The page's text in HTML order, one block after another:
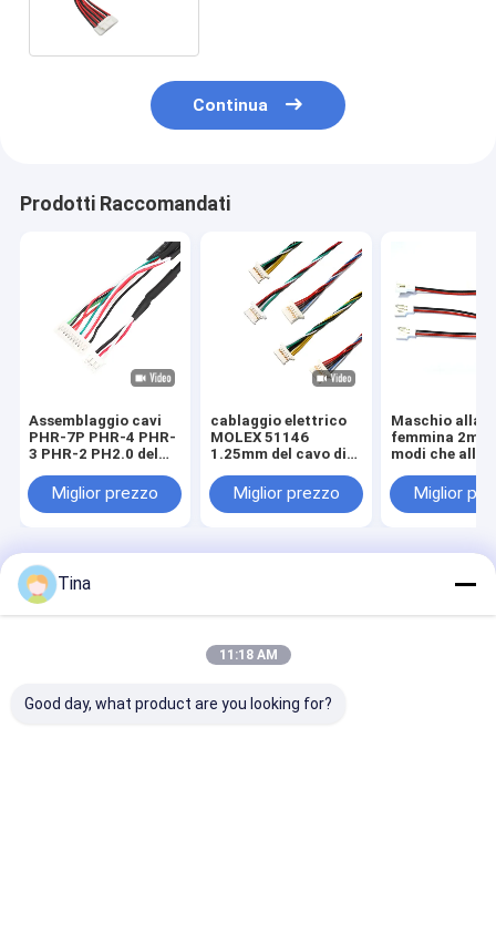
Continua
Prodotti Raccomandati
Assemblaggio cavi
PHR-7P PHR-4 PHR-
3 PHR-2 PH2.0 del
cavoMiglior prezzo
cablaggio elettrico
MOLEX 51146
1.25mm del cavo di
supporto
dell'alloggio di
Miglior prezzo
Maschio alla
femmina 2mm
modi che
del
contatore del
Miglior
Shenzhen Xietaikang Precision Electronic Co., Ltd.. All Rights
Reserved.
Tina
11:18 AM
Good day, what product are you looking for?